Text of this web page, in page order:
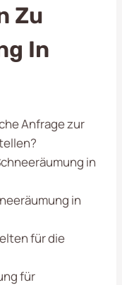
Zu
In
Anfrage zur
in
in
für die
für